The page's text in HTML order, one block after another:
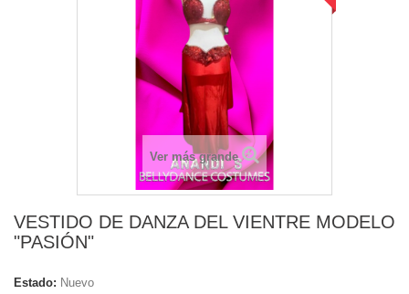
Ver más grande
VESTIDO DE DANZA DEL VIENTRE MODELO
"PASIÓN"
Estado: Nuevo